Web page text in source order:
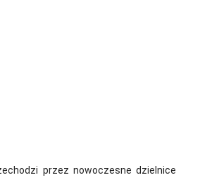
przez nowoczesne dzielnice